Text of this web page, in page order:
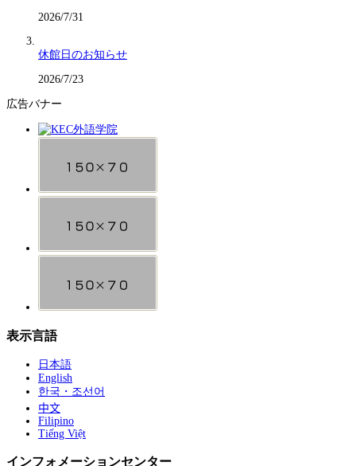
2026/7/31
休館日のお知らせ
2026/7/23
広告バナー
表示言語
日本語
English
한국・조선어
中文
Filipino
Tiếng Việt
インフォメーションセンター